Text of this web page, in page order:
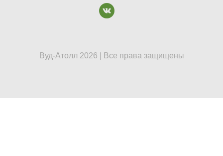
Вуд-Атолл 2026 | Все права защищены